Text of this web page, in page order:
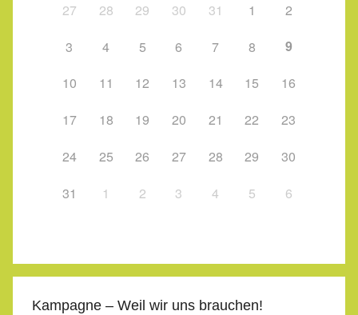
27
28 29 30 31 1
2
3
4 5 6 7 8 9
10 11 12 13 14 15
16
17
18 19 20 21 22
23
24
25 26 27 28 29
30
31
1 2 3 4 5 6
Kampagne – Weil wir uns brauchen!